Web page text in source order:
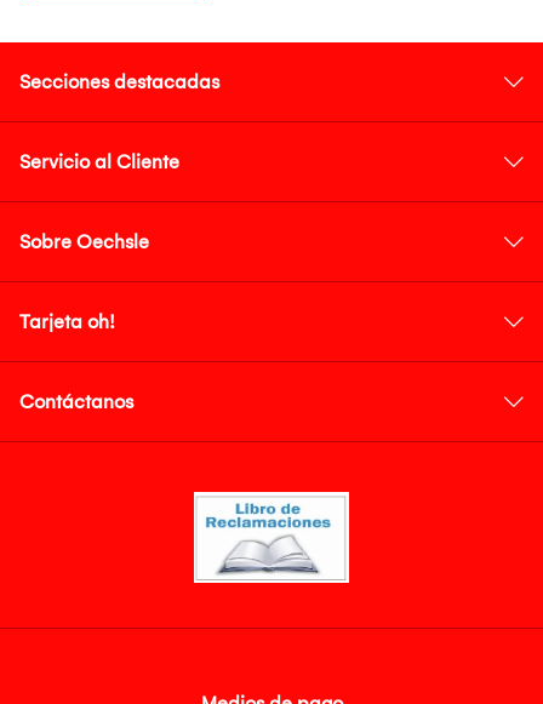
Secciones destacadas
Servicio al Cliente
Sobre Oechsle
Tarjeta oh!
Contáctanos